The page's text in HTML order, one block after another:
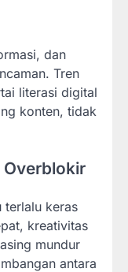
dan
Tren
literasi digital
konten, tidak
Overblokir
terlalu keras
kreativitas
mundur
antara